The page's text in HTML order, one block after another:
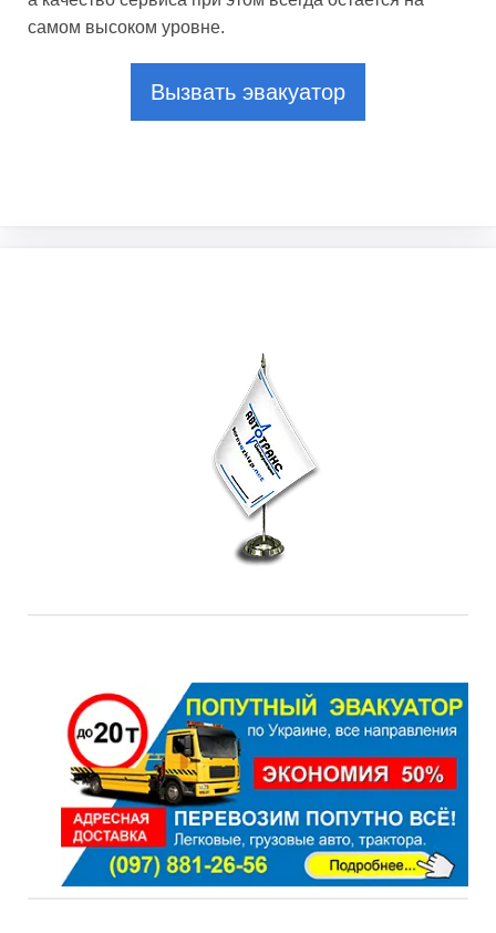
самом высоком уровне.
Вызвать эвакуатор